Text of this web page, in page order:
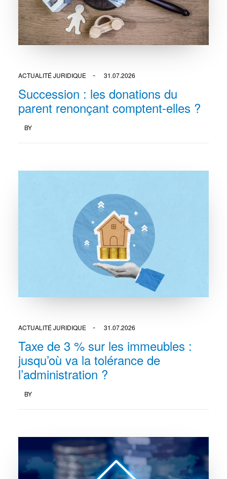
ACTUALITÉ JURIDIQUE 31.07.2026
Succession : les donations du
parent renonçant comptent-elles ?
BY
ACTUALITÉ JURIDIQUE 31.07.2026
Taxe de 3 % sur les immeubles :
jusqu’où va la tolérance de
l’administration ?
BY